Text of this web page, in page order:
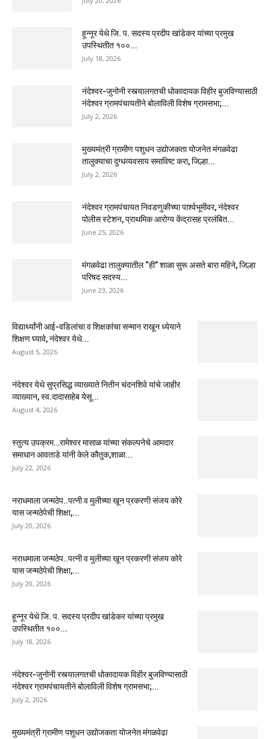
हून्नूर येथे जि. प. सदस्य प्रदीप खांडेकर यांच्या प्रमुख
उपस्थितीत १००...
July 18, 2026
नंदेश्वर-जुनोनी रस्त्यालगतची धोकादायक विहीर बुजविण्यासाठी
नंदेश्वर ग्रामपंचायतीने बोलाविली विशेष ग्रामसभा;...
July 2, 2026
मुख्यमंत्री ग्रामीण पशुधन उद्योजकता योजनेत मंगळवेढा
तालुक्याचा दुग्धव्यवसाय समाविष्ट करा, जिल्हा...
July 2, 2026
नंदेश्वर ग्रामपंचायत निवडणुकीच्या पार्श्वभूमीवर, नंदेश्वर
पोलीस स्टेशन, प्राथमिक आरोग्य केंद्रासह प्रलंबित...
June 25, 2026
मंगळवेढा तालुक्यातील “ही” शाळा सुरू असते बारा महिने, जिल्हा
परिषद सदस्य...
June 23, 2026
विद्यार्थ्यांनी आई-वडिलांचा व शिक्षकांचा सन्मान राखून ध्येयाने
शिक्षण घ्यावे, नंदेश्वर येथे...
August 5, 2026
नंदेश्वर येथे सुप्रसिद्ध व्याख्याते नितीन चंदनशिवे यांचे जाहीर
व्याख्यान, स्व.दादासाहेब येसू...
August 4, 2026
स्तुत्य उपक्रम…रामेश्वर मासाळ यांच्या संकल्पनेचे आमदार
समाधान आवताडे यांनी केले कौतुक,शाळा...
July 22, 2026
नराधमाला जन्मठेप..पत्नी व मुलीच्या खून प्रकरणी संजय कोरे
यास जन्मठेपेची शिक्षा,...
July 20, 2026
नराधमाला जन्मठेप..पत्नी व मुलीच्या खून प्रकरणी संजय कोरे
यास जन्मठेपेची शिक्षा,...
July 20, 2026
हून्नूर येथे जि. प. सदस्य प्रदीप खांडेकर यांच्या प्रमुख
उपस्थितीत १००...
July 18, 2026
नंदेश्वर-जुनोनी रस्त्यालगतची धोकादायक विहीर बुजविण्यासाठी
नंदेश्वर ग्रामपंचायतीने बोलाविली विशेष ग्रामसभा;...
July 2, 2026
मुख्यमंत्री ग्रामीण पशुधन उद्योजकता योजनेत मंगळवेढा